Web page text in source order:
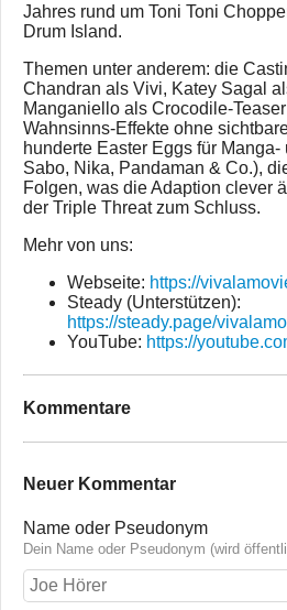
Jahres rund um Toni Toni
Drum Island.
Themen unter anderem: die
Chandran als Vivi, Katey Sagal
Manganiello als Crocodile-
Wahnsinns-Effekte ohne
hunderte Easter Eggs für
Sabo, Nika, Pandaman & Co.),
Folgen, was die Adaption clever
der Triple Threat zum Schluss.
Mehr von uns:
Webseite: https://
Steady (Unterstützen):
https://steady.page/
YouTube: https://
Kommentare
Neuer Kommentar
Name oder Pseudonym
Dein Name oder Pseudonym (wird